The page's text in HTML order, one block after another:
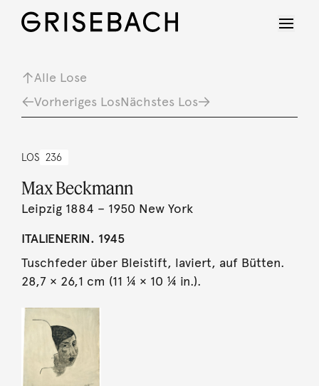
Alle Lose
Vorheriges LosNächstes Los
LOS 236
Max Beckmann
Leipzig 1884 – 1950 New York
ITALIENERIN. 1945
Tuschfeder über Bleistift, laviert, auf Bütten.
28,7 × 26,1 cm (11 ¼ × 10 ¼ in.).